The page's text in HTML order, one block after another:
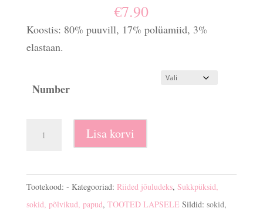
€7.90
Koostis: 80% puuvill, 17% polüamiid, 3%
elastaan.
Number
Lisa korvi
Tootekood: - Kategooriad: Riided jõuludeks, Sukkpüksid,
sokid, põlvikud, papud, TOOTED LAPSELE Sildid: sokid,